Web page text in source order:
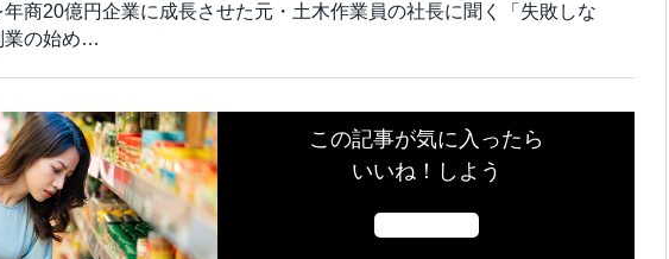
年商20億円企業に成長させた元・土木作業員の社長に聞く「失敗しな
業の始め…
この記事が気に入ったら
いいね！しよう